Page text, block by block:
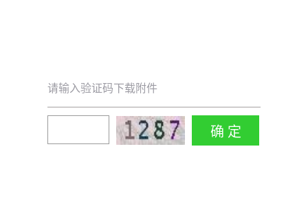
请输入验证码下载附件